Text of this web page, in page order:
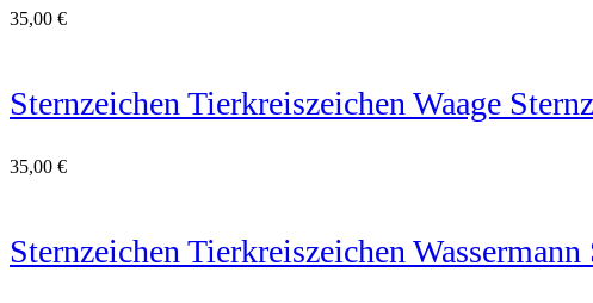
35,00 €
Sternzeichen Tierkreiszeichen Waage
35,00 €
Sternzeichen Tierkreiszeichen